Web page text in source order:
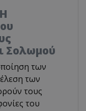
Σολωμού
των
των
τους
του